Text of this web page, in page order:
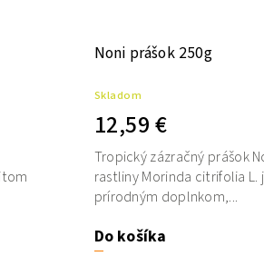
Noni prášok 250g
Skladom
12,59 €
Do košíka
Tropický zázračný prášok
rastliny Morinda citrifolia
prírodným doplnkom,...